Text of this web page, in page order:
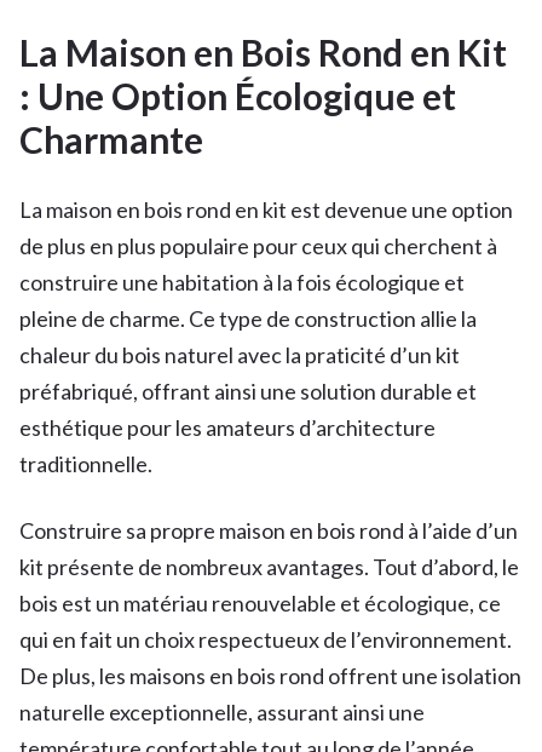
La Maison en Bois Rond en Kit
: Une Option Écologique et
Charmante
La maison en bois rond en kit est devenue une option
de plus en plus populaire pour ceux qui cherchent à
construire une habitation à la fois écologique et
pleine de charme. Ce type de construction allie la
chaleur du bois naturel avec la praticité d’un kit
préfabriqué, offrant ainsi une solution durable et
esthétique pour les amateurs d’architecture
traditionnelle.
Construire sa propre maison en bois rond à l’aide d’un
kit présente de nombreux avantages. Tout d’abord, le
bois est un matériau renouvelable et écologique, ce
qui en fait un choix respectueux de l’environnement.
De plus, les maisons en bois rond offrent une isolation
naturelle exceptionnelle, assurant ainsi une